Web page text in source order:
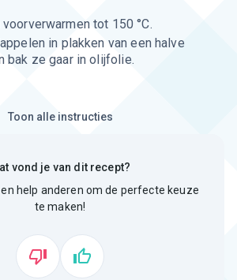
tot 150 °C.
in plakken van een halve
bak ze gaar in olijfolie.
Toon alle instructies
vond je van dit recept?
help anderen om de perfecte keuze
te maken!